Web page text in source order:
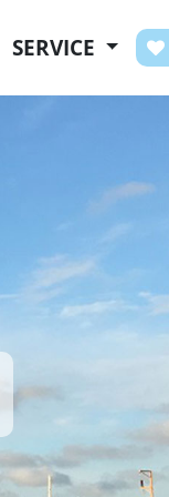
SERVICE